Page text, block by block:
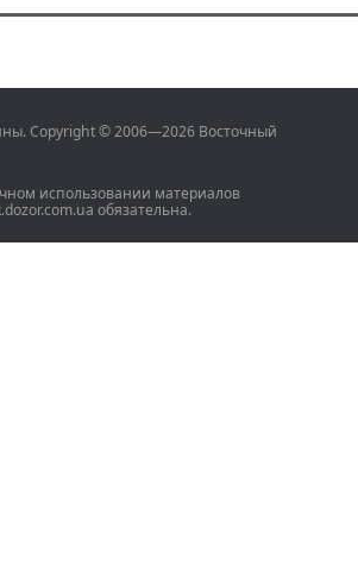
Copyright © 2006—2026 Восточный
использовании материалов
обязательна.